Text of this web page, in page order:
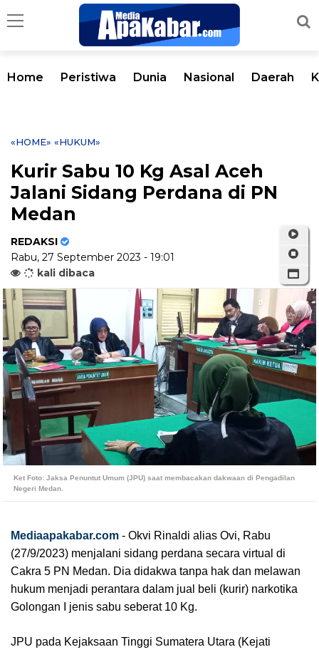
Home Peristiwa Dunia Nasional Daerah
«HOME» «HUKUM»
Kurir Sabu 10 Kg Asal Aceh
Jalani Sidang Perdana di PN
Medan
REDAKSI
Rabu, 27 September 2023 - 19:01
kali dibaca
Ket Foto: Jaksa Penuntut Umum (JPU) saat membacakan dakwaan di Pengadilan
Negeri Medan.
Mediaapakabar.com - Okvi Rinaldi alias Ovi, Rabu
(27/9/2023) menjalani sidang perdana secara virtual di
Cakra 5 PN Medan. Dia didakwa tanpa hak dan melawan
hukum menjadi perantara dalam jual beli (kurir) narkotika
Golongan I jenis sabu seberat 10 Kg.
JPU pada Kejaksaan Tinggi Sumatera Utara (Kejati